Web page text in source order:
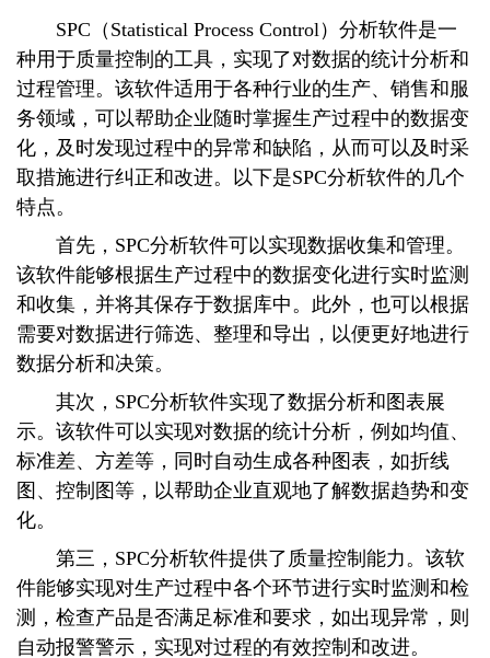
SPC（Statistical Process Control）分析软件是一
种用于质量控制的工具，实现了对数据的统计分析和
过程管理。该软件适用于各种行业的生产、销售和服
务领域，可以帮助企业随时掌握生产过程中的数据变
化，及时发现过程中的异常和缺陷，从而可以及时采
取措施进行纠正和改进。以下是SPC分析软件的几个
特点。
首先，SPC分析软件可以实现数据收集和管理。
该软件能够根据生产过程中的数据变化进行实时监测
和收集，并将其保存于数据库中。此外，也可以根据
需要对数据进行筛选、整理和导出，以便更好地进行
数据分析和决策。
其次，SPC分析软件实现了数据分析和图表展
示。该软件可以实现对数据的统计分析，例如均值、
标准差、方差等，同时自动生成各种图表，如折线
图、控制图等，以帮助企业直观地了解数据趋势和变
化。
第三，SPC分析软件提供了质量控制能力。该软
件能够实现对生产过程中各个环节进行实时监测和检
测，检查产品是否满足标准和要求，如出现异常，则
自动报警警示，实现对过程的有效控制和改进。